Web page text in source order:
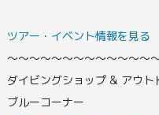
ツアー・イベント情報を見る
〜〜〜〜〜〜〜〜〜〜〜〜〜
ダイビングショップ & アウト
ブルーコーナー